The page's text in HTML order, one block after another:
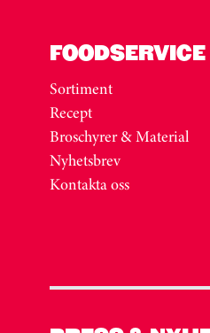
FOODSERVICE
Sortiment
Recept
Broschyrer & Material
Nyhetsbrev
Kontakta oss